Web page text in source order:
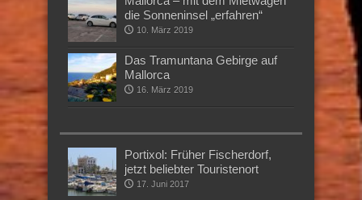
die Sonneninsel „erfahren“
10. März 2019
Das Tramuntana Gebirge auf
Mallorca
16. März 2019
Portixol: Früher Fischerdorf,
jetzt beliebter Touristenort
17. Juni 2017